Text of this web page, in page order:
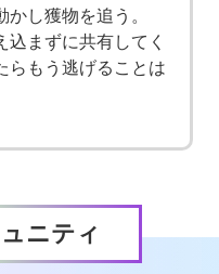
し獲物を追う。
まずに共有してく
らもう逃げることは
ニティ